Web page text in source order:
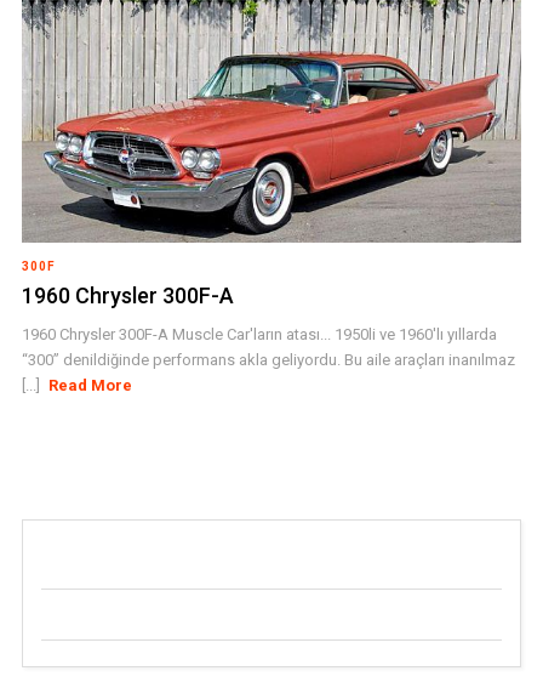
300F
1960 Chrysler 300F-A
1960 Chrysler 300F-A Muscle Car'ların atası... 1950li ve 1960'lı yıllarda
“300” denildiğinde performans akla geliyordu. Bu aile araçları inanılmaz
[...]
Read More